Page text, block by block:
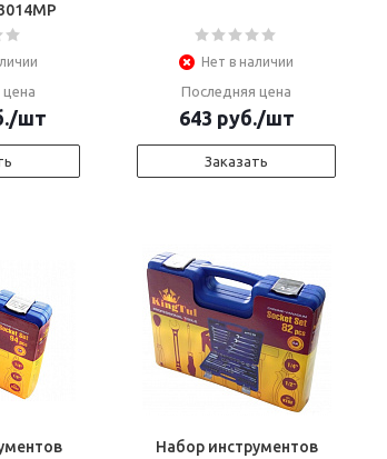
/шт
Нет в наличии
Последняя цена
643 руб./шт
Заказать
Набор инструментов